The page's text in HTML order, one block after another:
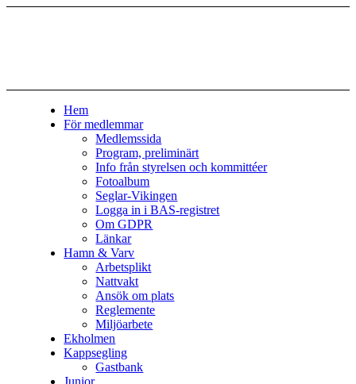
Hem
För medlemmar
Medlemssida
Program, preliminärt
Info från styrelsen och kommittéer
Fotoalbum
Seglar-Vikingen
Logga in i BAS-registret
Om GDPR
Länkar
Hamn & Varv
Arbetsplikt
Nattvakt
Ansök om plats
Reglemente
Miljöarbete
Ekholmen
Kappsegling
Gastbank
Junior